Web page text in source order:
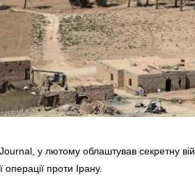
у лютому облаштував секретну
операції проти Ірану.